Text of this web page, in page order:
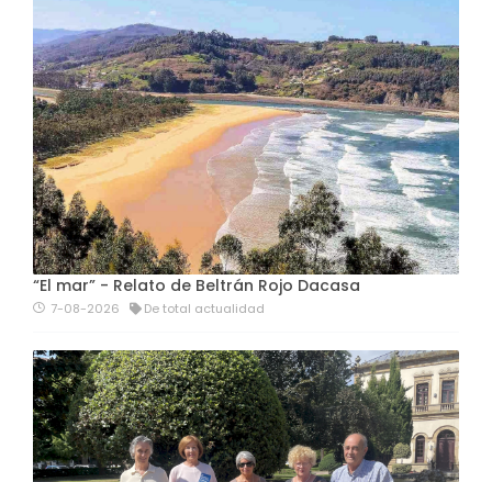
“El mar” - Relato de Beltrán Rojo Dacasa
7-08-2026 De total actualidad